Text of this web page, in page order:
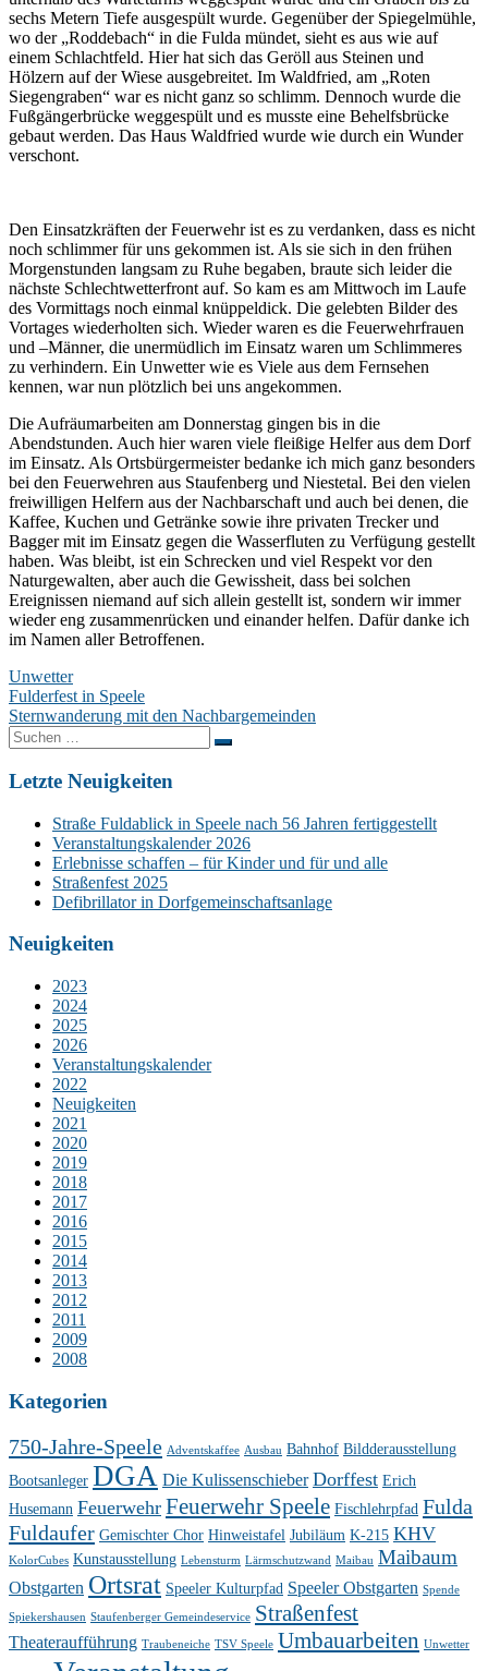
sechs Metern Tiefe ausgespült wurde. Gegenüber der Spiegelmühle,
wo der „Roddebach“ in die Fulda mündet, sieht es aus wie auf
einem Schlachtfeld. Hier hat sich das Geröll aus Steinen und
Hölzern auf der Wiese ausgebreitet. Im Waldfried, am „Roten
Siegengraben“ war es nicht ganz so schlimm. Dennoch wurde die
Fußgängerbrücke weggespült und es musste eine Behelfsbrücke
gebaut werden. Das Haus Waldfried wurde wie durch ein Wunder
verschont.
Den Einsatzkräften der Feuerwehr ist es zu verdanken, dass es nicht
noch schlimmer für uns gekommen ist. Als sie sich in den frühen
Morgenstunden langsam zu Ruhe begaben, braute sich leider die
nächste Schlechtwetterfront auf. So kam es am Mittwoch im Laufe
des Vormittags noch einmal knüppeldick. Die gelebten Bilder des
Vortages wiederholten sich. Wieder waren es die Feuerwehrfrauen
und –Männer, die unermüdlich im Einsatz waren um Schlimmeres
zu verhindern. Ein Unwetter wie es Viele aus dem Fernsehen
kennen, war nun plötzlich bei uns angekommen.
Die Aufräumarbeiten am Donnerstag gingen bis in die
Abendstunden. Auch hier waren viele fleißige Helfer aus dem Dorf
im Einsatz. Als Ortsbürgermeister bedanke ich mich ganz besonders
bei den Feuerwehren aus Staufenberg und Niestetal. Bei den vielen
freiwilligen Helfern aus der Nachbarschaft und auch bei denen, die
Kaffee, Kuchen und Getränke sowie ihre privaten Trecker und
Bagger mit im Einsatz gegen die Wasserfluten zu Verfügung gestellt
haben. Was bleibt, ist ein Schrecken und viel Respekt vor den
Naturgewalten, aber auch die Gewissheit, dass bei solchen
Ereignissen niemand auf sich allein gestellt ist, sondern wir immer
wieder eng zusammenrücken und einander helfen. Dafür danke ich
im Namen aller Betroffenen.
Unwetter
Beitragsnavigation
Fulderfest in Speele
Sternwanderung mit den Nachbargemeinden
Suchen
nach:
Letzte Neuigkeiten
Straße Fuldablick in Speele nach 56 Jahren fertiggestellt
Veranstaltungskalender 2026
Erlebnisse schaffen – für Kinder und für und alle
Straßenfest 2025
Defibrillator in Dorfgemeinschaftsanlage
Neuigkeiten
2023
2024
2025
2026
Veranstaltungskalender
2022
Neuigkeiten
2021
2020
2019
2018
2017
2016
2015
2014
2013
2012
2011
2009
2008
Kategorien
750-Jahre-Speele Adventskaffee Ausbau Bahnhof Bildderausstellung
Bootsanleger DGA Die Kulissenschieber Dorffest Erich
Husemann Feuerwehr Feuerwehr Speele Fischlehrpfad Fulda
Fuldaufer Gemischter Chor Hinweistafel Jubiläum K-215 KHV
KolorCubes Kunstausstellung Lebensturm Lärmschutzwand Maibau Maibaum
Obstgarten Ortsrat Speeler Kulturpfad Speeler Obstgarten Spende
Spiekershausen Staufenberger Gemeindeservice Straßenfest
Theateraufführung Traubeneiche TSV Speele Umbauarbeiten Unwetter